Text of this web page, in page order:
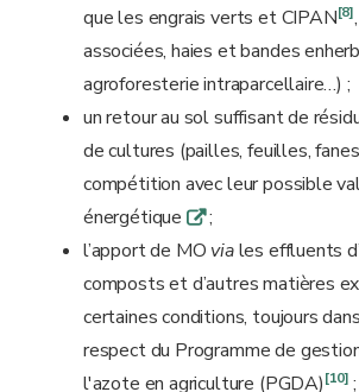
que les engrais verts et CIPAN[8]
associées, haies et bandes
agroforesterie intraparcellaire…) ;
un retour au sol suffisant de
de cultures (pailles, feuilles,
compétition avec leur possible
énergétique q;
l’apport de MO viales effluents
composts et d’autres matières
certaines conditions, toujours
respect du Programme de
l'azote en agriculture (PGDA)[10] ;